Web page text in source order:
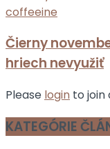
Čierny
hriech nevyužiť
Please login to join
KATEGÓRIE